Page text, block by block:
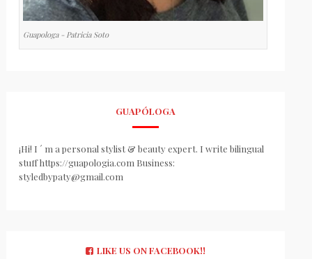
Guapologa - Patricia Soto
GUAPÓLOGA
¡Hi! I ´ m a personal stylist & beauty expert. I write bilingual
stuff https://guapologia.com Business:
styledbypaty@gmail.com
LIKE US ON FACEBOOK!!